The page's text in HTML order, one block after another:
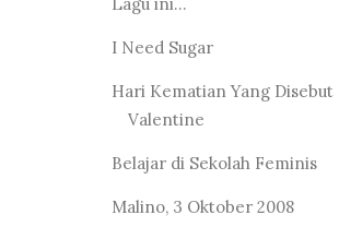
I Need Sugar
Hari Kematian Yang Disebut
Valentine
Belajar di Sekolah Feminis
Malino, 3 Oktober 2008